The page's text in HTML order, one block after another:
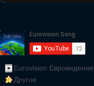
Eurovision Евровидение
Другое